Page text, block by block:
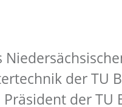
der TU
der TU